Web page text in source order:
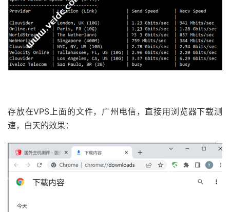
存放在VPS上面的文件，广州电信，直接用浏览器下载测
速，白天的效果：